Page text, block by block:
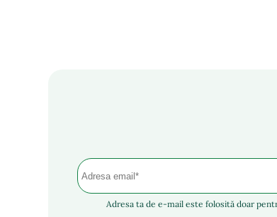
Adresa ta de e-mail este folosită doar